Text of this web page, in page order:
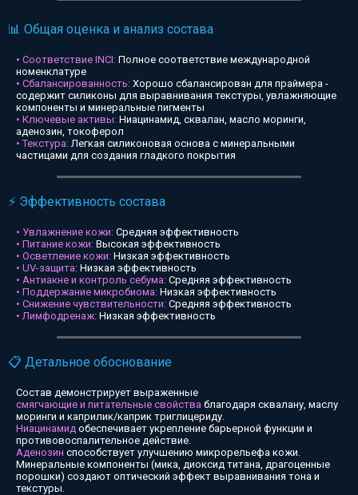
📊 Общая оценка и анализ состава
• Соответствие INCI: Полное соответствие международной
номенклатуре
• Сбалансированность: Хорошо сбалансирован для праймера -
содержит силиконы для выравнивания текстуры, увлажняющие
компоненты и минеральные пигменты
• Ключевые активы: Ниацинамид, сквалан, масло моринги,
аденозин, токоферол
• Текстура:Легкая силиконовая основа с минеральными
частицами для создания гладкого покрытия
⚡ Эффективность состава
• Увлажнение кожи: Средняя эффективность
• Питание кожи: Высокая эффективность
• Осветление кожи: Низкая эффективность
• UV-защита: Низкая эффективность
• Антиакне и контроль себума: Средняя эффективность
• Поддержание микробиома: Низкая эффективность
• Снижение чувствительности: Средняя эффективность
• Лимфодренаж: Низкая эффективность
📋 Детальное обоснование
Состав демонстрирует выраженные
смягчающие и питательные свойства благодаря сквалану, маслу
моринги и каприлик/каприк триглицериду.
Ниацинамид обеспечивает укрепление барьерной функции и
противовоспалительное действие.
Аденозин способствует улучшению микрорельефа кожи.
Минеральные компоненты (мика, диоксид титана, драгоценные
порошки) создают оптический эффект выравнивания тона и
текстуры.